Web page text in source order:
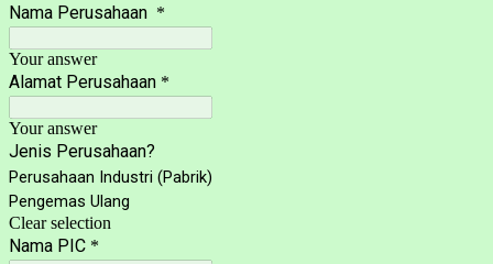
Nama Perusahaan *
Your answer
Alamat Perusahaan *
Your answer
Jenis Perusahaan?
Perusahaan Industri (Pabrik)
Pengemas Ulang
Clear selection
Nama PIC *